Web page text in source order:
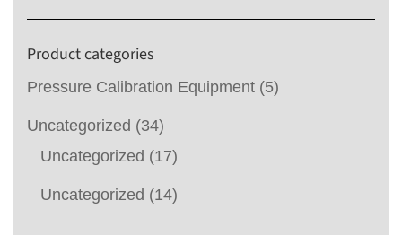
Product categories
Pressure Calibration Equipment (5)
Uncategorized (34)
Uncategorized (17)
Uncategorized (14)